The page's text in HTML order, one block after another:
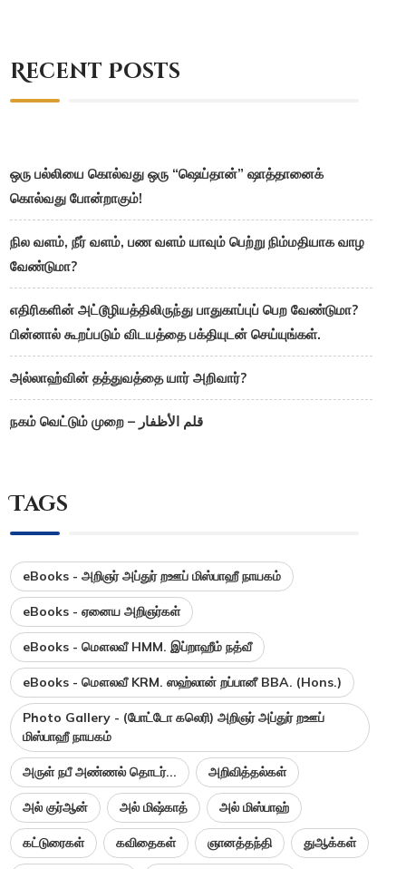
Recent Posts
ஒரு பல்லியை கொல்வது ஒரு “ஷெய்தான்” ஷாத்தானைக்
கொல்வது போன்றாகும்!
நில வளம், நீர் வளம், பண வளம் யாவும் பெற்று நிம்மதியாக வாழ
வேண்டுமா?
எதிரிகளின் அட்டூழியத்திலிருந்து பாதுகாப்புப் பெற வேண்டுமா?
பின்னால் கூறப்படும் விடயத்தை பக்தியுடன் செய்யுங்கள்.
அல்லாஹ்வின் தத்துவத்தை யார் அறிவார்?
நகம் வெட்டும் முறை – قلم الأظفار
Tags
eBooks - அறிஞர் அப்துர் றஊப் மிஸ்பாஹீ நாயகம்
eBooks - ஏனைய அறிஞர்கள்
eBooks - மௌலவீ HMM. இப்றாஹீம் நத்வீ
eBooks - மௌலவீ KRM. ஸஹ்லான் றப்பானீ BBA. (Hons.)
Photo Gallery - (போட்டோ கலெரி) அறிஞர் அப்துர் றஊப்
மிஸ்பாஹீ நாயகம்
அருள் நபீ அண்ணல் தொடர்... அறிவித்தல்கள்
அல் குர்ஆன் அல் மிஷ்காத் அல் மிஸ்பாஹ்
கட்டுரைகள் கவிதைகள் ஞானத்தந்தி துஆக்கள்